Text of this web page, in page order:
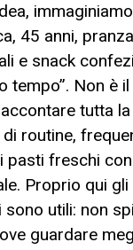
45 anni,
e snack
tempo”. Non è
tutta
routine,
pasti freschi
Proprio qui gli
sono utili: non
guardare